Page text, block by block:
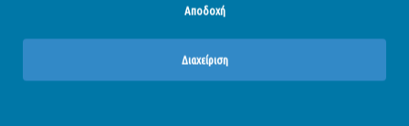
Αποδοχή
Διαχείριση
Το περιεχόμενο του απευθύνεται αυστηρά και μόνο σε